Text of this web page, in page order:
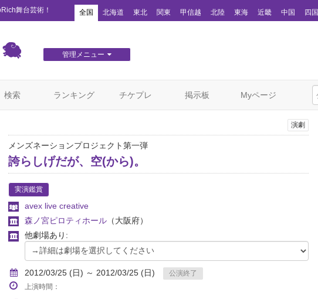
舞台芸術！ 全国 北海道 東北 関東 甲信越 北陸 東海 近畿 中国 四国
管理メニュー
検索 ランキング チケプレ 掲示板 Myページ
演劇
メンズネーションプロジェクト第一弾
誇らしげだが、空(から)。
実演鑑賞
avex live creative
森ノ宮ピロティホール （大阪府）
他劇場あり:
2012/03/25 (日) ～ 2012/03/25 (日)
公演終了
上演時間：